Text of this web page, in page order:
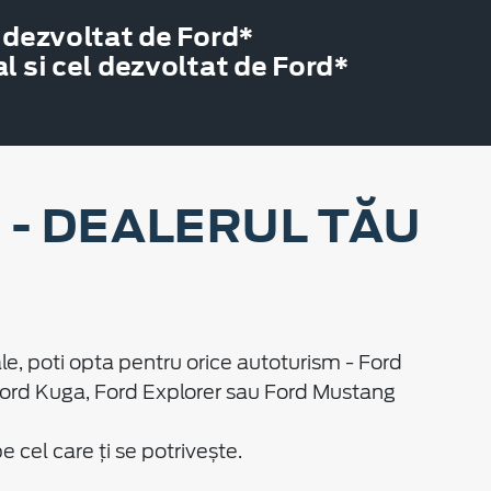
de Ford*
si cel dezvoltat de Ford*
DEALERUL TĂU
poti opta pentru orice autoturism - Ford
Kuga, Ford Explorer sau Ford Mustang
cel care ți se potrivește.